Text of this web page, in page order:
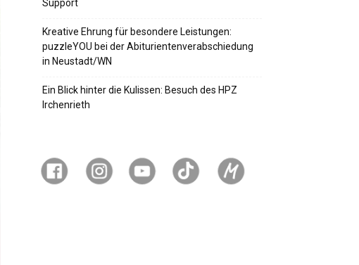
Support
Kreative Ehrung für besondere Leistungen:
puzzleYOU bei der Abiturientenverabschiedung
in Neustadt/WN
Ein Blick hinter die Kulissen: Besuch des HPZ
Irchenrieth